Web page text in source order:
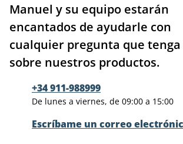
Manuel y su equipo estarán
encantados de ayudarle con
cualquier pregunta que tenga
sobre nuestros productos.
+34 911-988999
De lunes a viernes, de 09:00 a 15:00
Escríbame un correo